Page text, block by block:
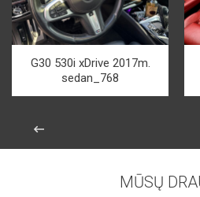
G30 530i xDrive 2017m.
sedan_768
MŪSŲ